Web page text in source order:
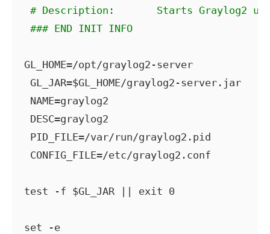
# Description:       Starts Graylog2
### END INIT INFO
GL_HOME=/opt/graylog2-server
GL_JAR=$GL_HOME/graylog2-server.jar
NAME=graylog2
DESC=graylog2
PID_FILE=/var/run/graylog2.pid
CONFIG_FILE=/etc/graylog2.conf
test -f $GL_JAR || exit 0
set -e